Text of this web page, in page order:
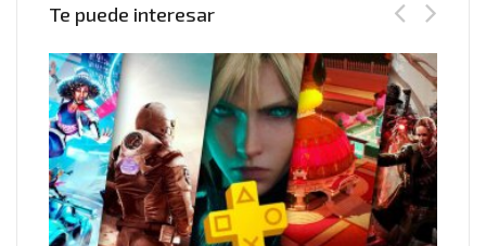
Te puede interesar